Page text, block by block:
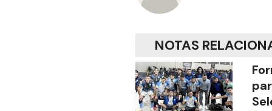
NOTAS